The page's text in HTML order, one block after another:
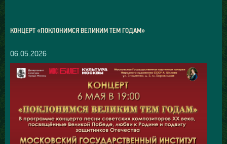
КОНЦЕРТ «ПОКЛОНИМСЯ ВЕЛИКИМ ТЕМ ГОДАМ»
06.05.2026